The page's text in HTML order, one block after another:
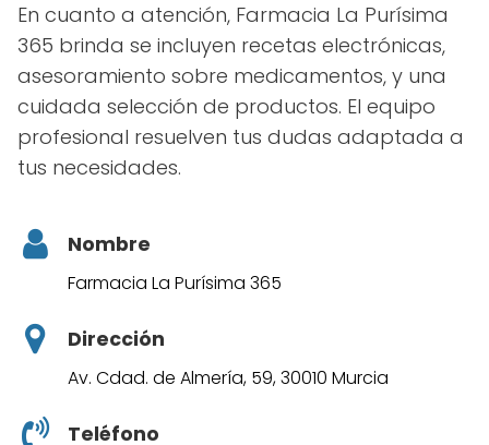
En cuanto a atención, Farmacia La Purísima
365 brinda se incluyen recetas electrónicas,
asesoramiento sobre medicamentos, y una
cuidada selección de productos. El equipo
profesional resuelven tus dudas adaptada a
tus necesidades.
Nombre
Farmacia La Purísima 365
Dirección
Av. Cdad. de Almería, 59, 30010 Murcia
Teléfono